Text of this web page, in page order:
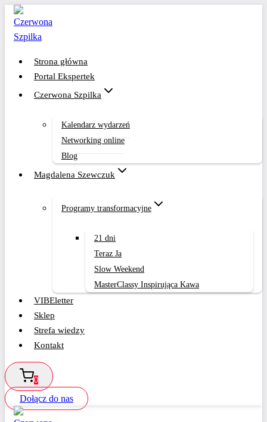
Przejdź
treści
Strona główna
Portal Ekspertek
Czerwona Szpilka
Kalendarz wydarzeń
Networking online
Blog
Magdalena Szewczuk
Programy transformacyjne
21 dni
Teraz Ja
Slow Weekend
MasterClassy Inspirująca Kawa
VIBEletter
Sklep
Strefa wiedzy
Kontakt
0
Dołącz do nas